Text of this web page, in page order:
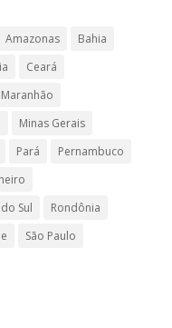
Amazonas
Bahia
Ceará
Maranhão
Minas Gerais
Pará
Pernambuco
Sul
Rondônia
São Paulo